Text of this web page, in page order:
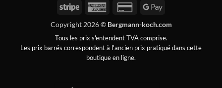
Bande
American
Carte
crédit
2
Google
Copyright 2026 © Bergmann-koch.com
Tous les prix s'entendent TVA comprise.
Les prix barrés correspondent à l'ancien prix pratiqué dans cette
boutique en ligne.